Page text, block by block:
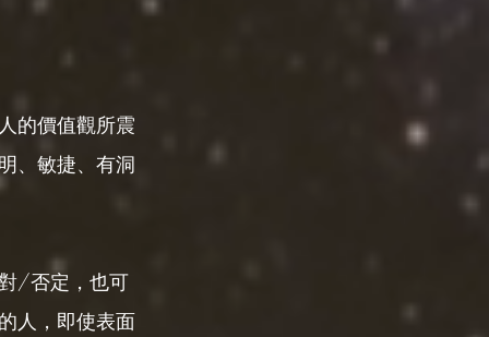
的價值觀所震
、敏捷、有洞
/否定，也可
人，即使表面